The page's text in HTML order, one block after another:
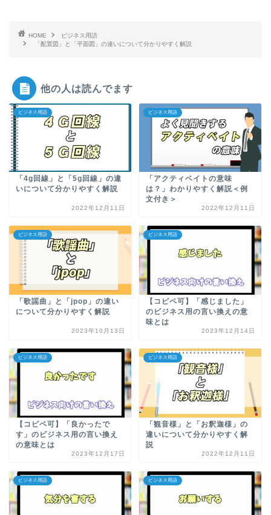
HOME
ビジネス用語
「配置図」と「平面図」の違いについて分かりやすく解説
他の人は読んでます
ビジネス用語
「4g回線」と「5g回線」の違
いについて分かりやすく解説
2022年12月11日
ビジネス用語
「アクティベイトの意味
は？」わかりやすく解説＜例
文付き＞
2022年12月11日
ビジネス用語
「歌謡曲」と「jpop」の違い
について分かりやすく解説
2023年10月13日
ビジネス用語
【コピペ可】「感じました」
のビジネス用の言い換えの意
味とは
2023年12月14日
ビジネス用語
【コピペ可】「良かったで
す」のビジネス用の言い換え
の意味とは
2023年12月17日
ビジネス用語
「観音様」と「お釈迦様」の
違いについて分かりやすく解
説
2022年12月11日
ビジネス用語 ビジネス用語